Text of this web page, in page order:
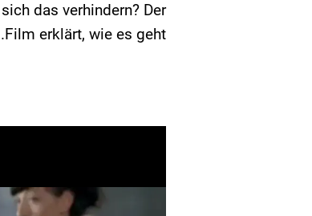
das verhindern? Der
Film erklärt, wie es geht.